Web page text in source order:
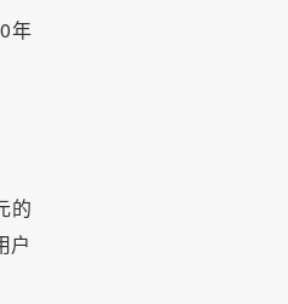
年
的
户